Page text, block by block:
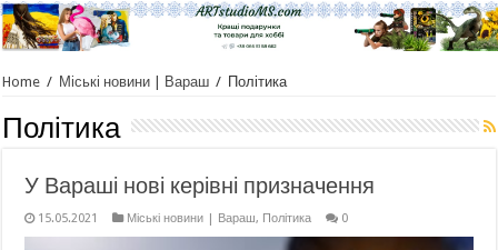
Home / Міські новини | Вараш / Політика
Політика
У Вараші нові керівні призначення
15.05.2021 Міські новини | Вараш, Політика 0